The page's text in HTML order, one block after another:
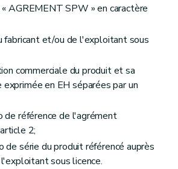
AGREMENT SPW » en caractère
fabricant et/ou de l'exploitant sous
commerciale du produit et sa
en EH séparées par un
de référence de l'agrément
2;
de série du produit référencé auprès
sous licence.